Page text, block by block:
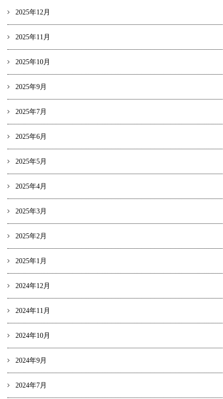
2025年12月
2025年11月
2025年10月
2025年9月
2025年7月
2025年6月
2025年5月
2025年4月
2025年3月
2025年2月
2025年1月
2024年12月
2024年11月
2024年10月
2024年9月
2024年7月